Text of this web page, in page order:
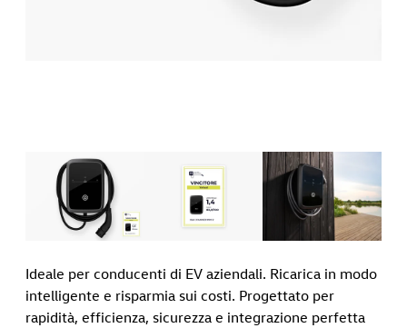
Ideale per conducenti di EV aziendali. Ricarica in modo
intelligente e risparmia sui costi. Progettato per
rapidità, efficienza, sicurezza e integrazione perfetta